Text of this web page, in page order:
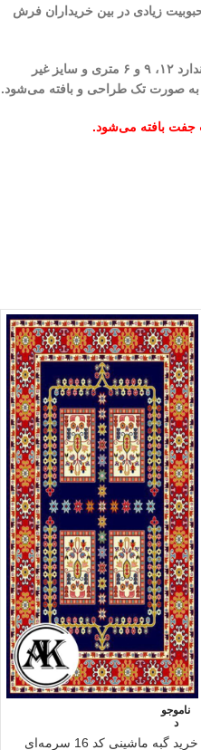
زیادی در بین خریداران فرش
فرش‌های ماشینی گبه در سایزهای استاندارد ۱۲، ۹ و ۶ متری و سایز غیر
جفت بافته می‌شود.
ناموجو
د
خرید گبه ماشینی کد 16 سرمه‌ای